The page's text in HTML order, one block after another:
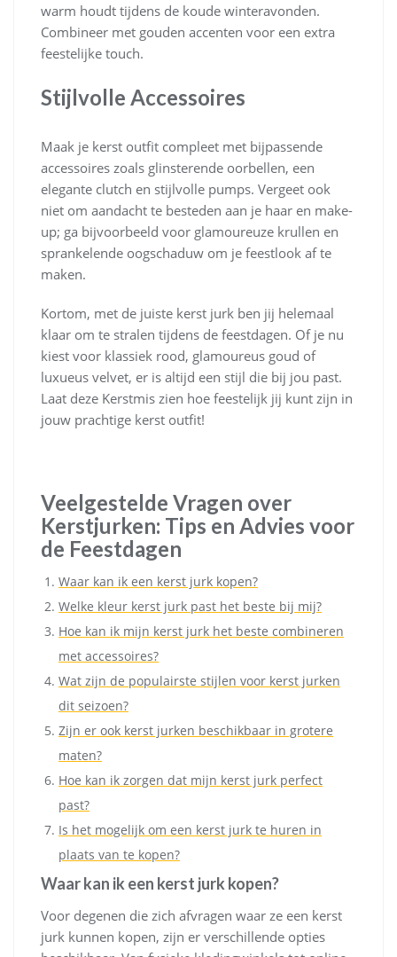
warm houdt tijdens de koude winteravonden.
Combineer met gouden accenten voor een extra
feestelijke touch.
Stijlvolle Accessoires
Maak je kerst outfit compleet met bijpassende
accessoires zoals glinsterende oorbellen, een
elegante clutch en stijlvolle pumps. Vergeet ook
niet om aandacht te besteden aan je haar en make-
up; ga bijvoorbeeld voor glamoureuze krullen en
sprankelende oogschaduw om je feestlook af te
maken.
Kortom, met de juiste kerst jurk ben jij helemaal
klaar om te stralen tijdens de feestdagen. Of je nu
kiest voor klassiek rood, glamoureus goud of
luxueus velvet, er is altijd een stijl die bij jou past.
Laat deze Kerstmis zien hoe feestelijk jij kunt zijn in
jouw prachtige kerst outfit!
Veelgestelde Vragen over
Kerstjurken: Tips en Advies voor
de Feestdagen
Waar kan ik een kerst jurk kopen?
Welke kleur kerst jurk past het beste bij mij?
Hoe kan ik mijn kerst jurk het beste combineren
met accessoires?
Wat zijn de populairste stijlen voor kerst jurken
dit seizoen?
Zijn er ook kerst jurken beschikbaar in grotere
maten?
Hoe kan ik zorgen dat mijn kerst jurk perfect
past?
Is het mogelijk om een kerst jurk te huren in
plaats van te kopen?
Waar kan ik een kerst jurk kopen?
Voor degenen die zich afvragen waar ze een kerst
jurk kunnen kopen, zijn er verschillende opties